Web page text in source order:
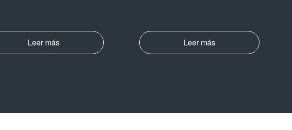
Leer más Leer más